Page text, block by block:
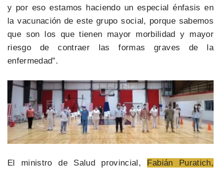
y por eso estamos haciendo un especial énfasis en
la vacunación de este grupo social, porque sabemos
que son los que tienen mayor morbilidad y mayor
riesgo de contraer las formas graves de la
enfermedad”.
El ministro de Salud provincial,
Fabián Puratich,